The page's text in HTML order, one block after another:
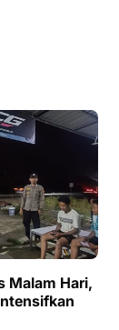
Malam Hari,